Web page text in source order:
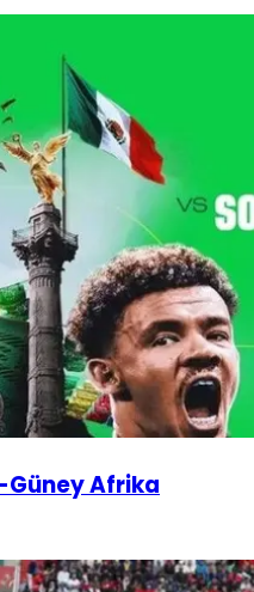
Güney Afrika